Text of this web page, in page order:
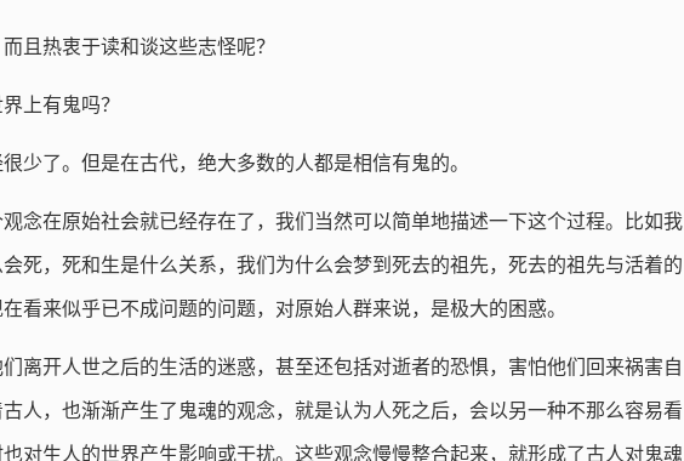
且热衷于读和谈这些志怪呢？
上有鬼吗？
少了。但是在古代，绝大多数的人都是相信有鬼的。
念在原始社会就已经存在了，我们当然可以简单地描述一下这个过程。比如我
死，死和生是什么关系，我们为什么会梦到死去的祖先，死去的祖先与活着的
来似乎已不成问题的问题，对原始人群来说，是极大的困惑。
离开人世之后的生活的迷惑，甚至还包括对逝者的恐惧，害怕他们回来祸害自
人，也渐渐产生了鬼魂的观念，就是认为人死之后，会以另一种不那么容易看
对生人的世界产生影响或干扰。这些观念慢慢整合起来，就形成了古人对鬼魂